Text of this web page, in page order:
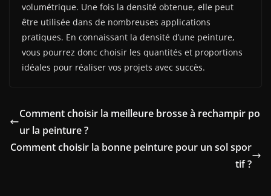
volumétrique. Une fois la densité obtenue, elle peut
être utilisée dans de nombreuses applications
pratiques. En connaissant la densité d’une peinture,
vous pourrez donc choisir les quantités et proportions
idéales pour réaliser vos projets avec succès.
Comment choisir la meilleure brosse à rechampir po
ur la peinture ?
Comment choisir la bonne peinture pour un sol spor
tif ?